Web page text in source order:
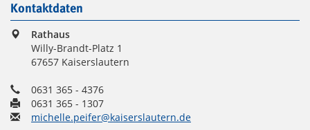
Kontaktdaten
Rathaus
Willy-Brandt-Platz 1
67657 Kaiserslautern
0631 365 - 4376
0631 365 - 1307
michelle.peifer@kaiserslautern.de